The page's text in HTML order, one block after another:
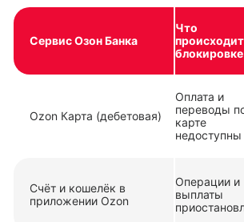
Сервис Озон Банка
Что
блокировке
Ozon Карта (дебетовая)
Оплата и
переводы
карте
недоступны
Счёт и кошелёк в
приложении Ozon
Операции и
выплаты